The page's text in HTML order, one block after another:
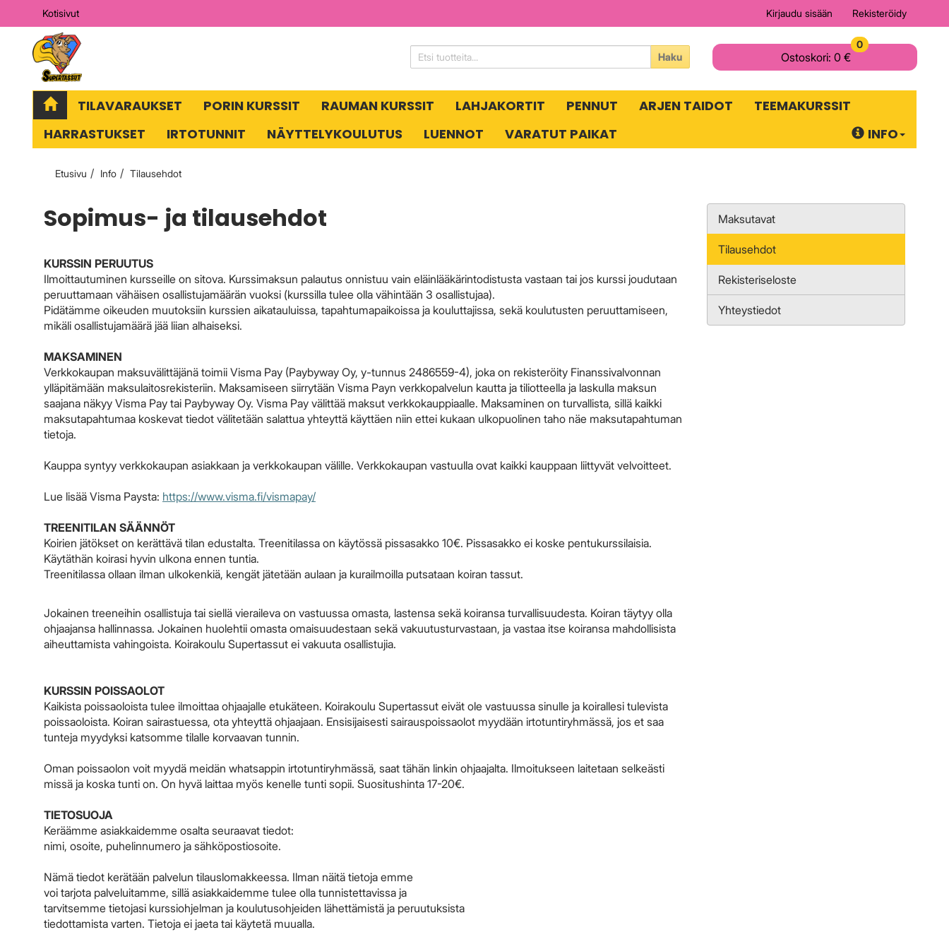
Kotisivut Kirjaudu sisään Rekisteröidy
Haku Ostoskori: 0 €
0
TILAVARAUKSET PORIN KURSSIT RAUMAN KURSSIT LAHJAKORTIT PENNUT ARJEN TAIDOT
TEEMAKURSSIT
HARRASTUKSET
IRTOTUNNIT NÄYTTELYKOULUTUS LUENNOT VARATUT PAIKAT INFO
Etusivu Info Tilausehdot
Maksutavat
Tilausehdot
Rekisteriseloste
Yhteystiedot
Sopimus- ja tilausehdot
KURSSIN PERUUTUS
Ilmoittautuminen kursseille on sitova. Kurssimaksun palautus onnistuu vain eläinlääkärintodistusta vastaan tai jos kurssi joudutaan
peruuttamaan vähäisen osallistujamäärän vuoksi (kurssilla tulee olla vähintään 3 osallistujaa).
Pidätämme oikeuden muutoksiin kurssien aikatauluissa, tapahtumapaikoissa ja kouluttajissa, sekä koulutusten peruuttamiseen,
mikäli osallistujamäärä jää liian alhaiseksi.
MAKSAMINEN
Verkkokaupan maksuvälittäjänä toimii Visma Pay (Paybyway Oy, y-tunnus 2486559-4), joka on rekisteröity Finanssivalvonnan
ylläpitämään maksulaitosrekisteriin. Maksamiseen siirrytään Visma Payn verkkopalvelun kautta ja tiliotteella ja laskulla maksun
saajana näkyy Visma Pay tai Paybyway Oy. Visma Pay välittää maksut verkkokauppiaalle. Maksaminen on turvallista, sillä kaikki
maksutapahtumaa koskevat tiedot välitetään salattua yhteyttä käyttäen niin ettei kukaan ulkopuolinen taho näe maksutapahtuman
tietoja.
Kauppa syntyy verkkokaupan asiakkaan ja verkkokaupan välille. Verkkokaupan vastuulla ovat kaikki kauppaan liittyvät velvoitteet.
Lue lisää Visma Paysta: https://www.visma.fi/vismapay/
TREENITILAN SÄÄNNÖT
Koirien jätökset on kerättävä tilan edustalta. Treenitilassa on käytössä pissasakko 10€. Pissasakko ei koske pentukurssilaisia.
Käytäthän koirasi hyvin ulkona ennen tuntia.
Treenitilassa ollaan ilman ulkokenkiä, kengät jätetään aulaan ja kurailmoilla putsataan koiran tassut.
Jokainen treeneihin osallistuja tai siellä vieraileva on vastuussa omasta, lastensa sekä koiransa turvallisuudesta. Koiran täytyy olla
ohjaajansa hallinnassa. Jokainen huolehtii omasta omaisuudestaan sekä vakuutusturvastaan, ja vastaa itse koiransa mahdollisista
aiheuttamista vahingoista. Koirakoulu Supertassut ei vakuuta osallistujia.
KURSSIN POISSAOLOT
Kaikista poissaoloista tulee ilmoittaa ohjaajalle etukäteen. Koirakoulu Supertassut eivät ole vastuussa sinulle ja koirallesi tulevista
poissaoloista. Koiran sairastuessa, ota yhteyttä ohjaajaan. Ensisijaisesti sairauspoissaolot myydään irtotuntiryhmässä, jos et saa
tunteja myydyksi katsomme tilalle korvaavan tunnin.
Oman poissaolon voit myydä meidän whatsappin irtotuntiryhmässä, saat tähän linkin ohjaajalta. Ilmoitukseen laitetaan selkeästi
missä ja koska tunti on. On hyvä laittaa myös kenelle tunti sopii. Suositushinta 17-20€.
TIETOSUOJA
Keräämme asiakkaidemme osalta seuraavat tiedot:
nimi, osoite, puhelinnumero ja sähköpostiosoite.
Nämä tiedot kerätään palvelun tilauslomakkeessa. Ilman näitä tietoja emme
voi tarjota palveluitamme, sillä asiakkaidemme tulee olla tunnistettavissa ja
tarvitsemme tietojasi kurssiohjelman ja koulutusohjeiden lähettämistä ja peruutuksista
tiedottamista varten. Tietoja ei jaeta tai käytetä muualla.